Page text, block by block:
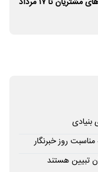
بنیادی
روز خبرنگار
تبیین هستند